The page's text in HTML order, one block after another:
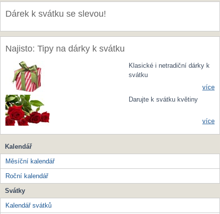
Dárek k svátku se slevou!
Najisto: Tipy na dárky k svátku
Klasické i netradiční dárky k
svátku
více
Darujte k svátku květiny
více
Kalendář
Měsíční kalendář
Roční kalendář
Svátky
Kalendář svátků